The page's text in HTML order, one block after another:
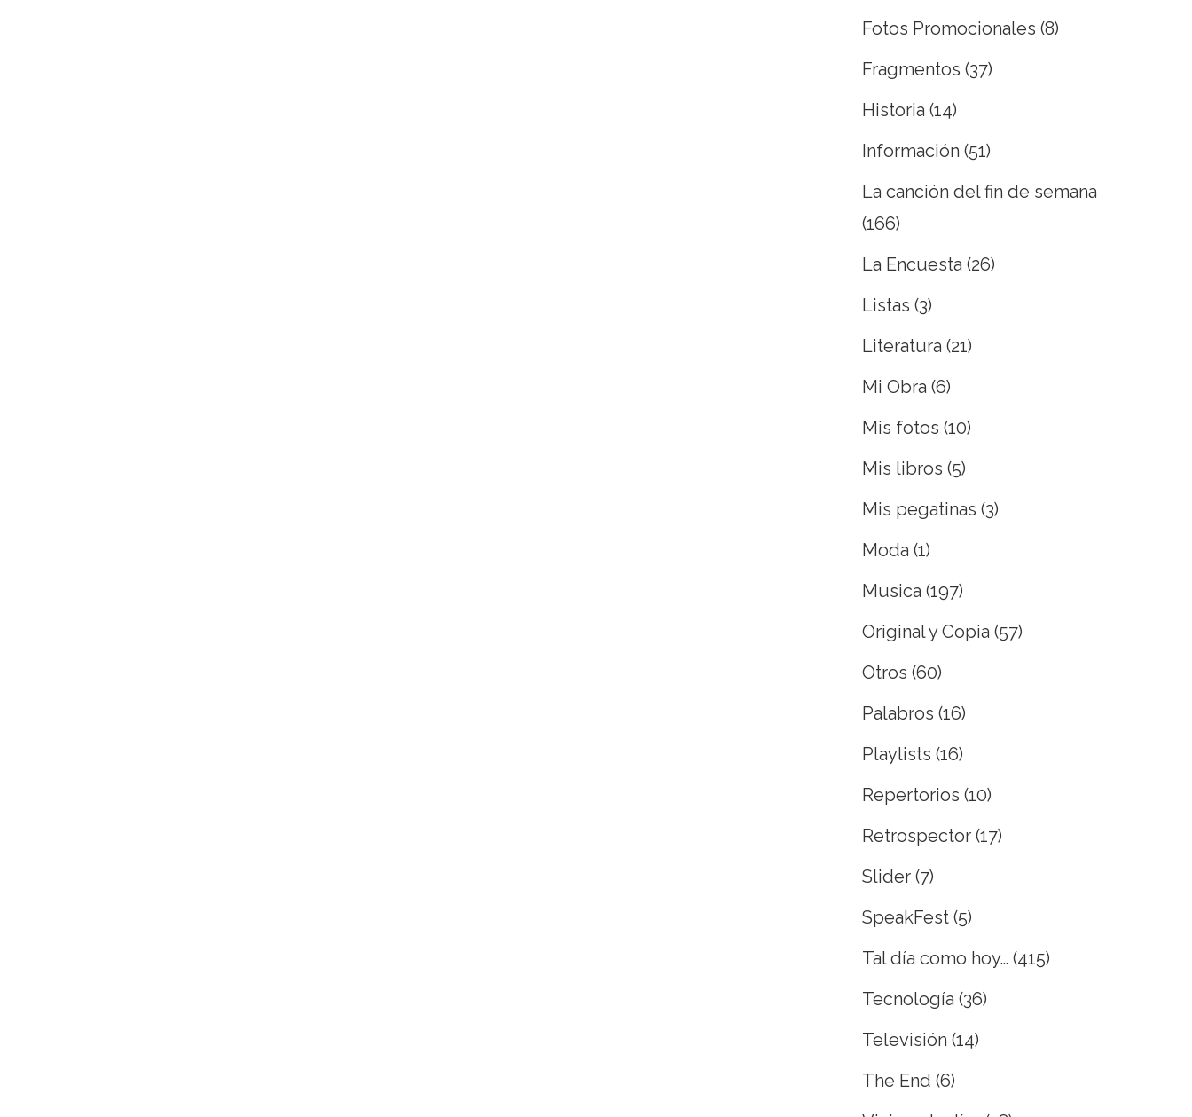
Fotos Promocionales (8)
Fragmentos (37)
Historia (14)
Información (51)
La canción del fin de semana
(166)
La Encuesta (26)
Listas (3)
Literatura (21)
Mi Obra (6)
Mis fotos (10)
Mis libros (5)
Mis pegatinas (3)
Moda (1)
Musica (197)
Original y Copia (57)
Otros (60)
Palabros (16)
Playlists (16)
Repertorios (10)
Retrospector (17)
Slider (7)
SpeakFest (5)
Tal día como hoy… (415)
Tecnología (36)
Televisión (14)
The End (6)